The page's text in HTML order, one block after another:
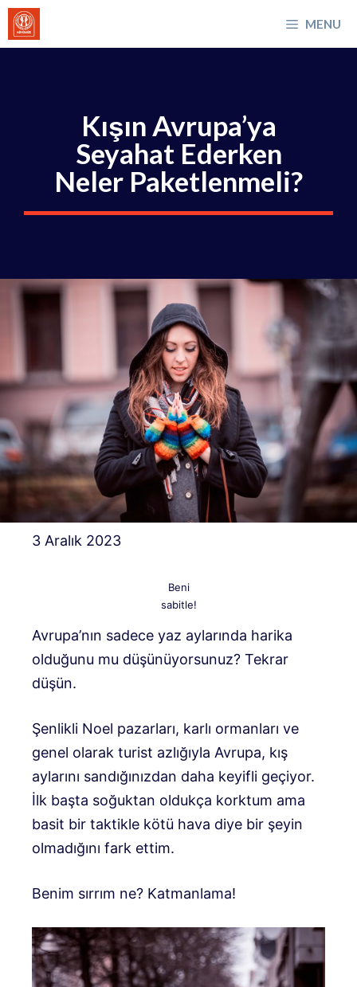
İçeriğe
atla
MENU
Kışın Avrupa’ya
Seyahat Ederken
Neler Paketlenmeli?
3 Aralık 2023
Beni
sabitle!
Avrupa’nın sadece yaz aylarında harika
olduğunu mu düşünüyorsunuz? Tekrar
düşün.
Şenlikli Noel pazarları, karlı ormanları ve
genel olarak turist azlığıyla Avrupa, kış
aylarını sandığınızdan daha keyifli geçiyor.
İlk başta soğuktan oldukça korktum ama
basit bir taktikle kötü hava diye bir şeyin
olmadığını fark ettim.
Benim sırrım ne? Katmanlama!